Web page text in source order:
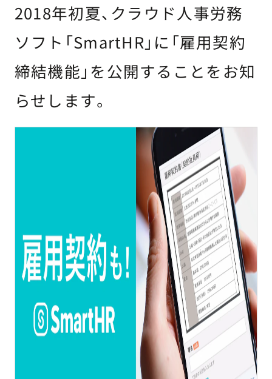
2018年初夏、クラウド人事労務
ソフト「SmartHR」に「雇用契約
締結機能」を公開することをお知
らせします。